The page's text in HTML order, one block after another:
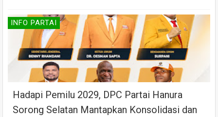
INFO PARTAI
Hadapi Pemilu 2029, DPC Partai Hanura
Sorong Selatan Mantapkan Konsolidasi dan